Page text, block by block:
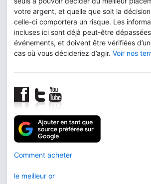
votre argent, et quelle que soit la
celle-ci comportera un risque. Les
incluses ici sont déjà peut-être
événements, et doivent être vérifiées
cas où vous décideriez d’agir. Voir nos
Comment acheter
le meilleur or